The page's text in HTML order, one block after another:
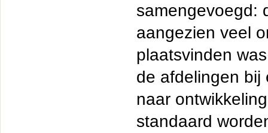
samengevoegd:
aangezien veel
plaatsvinden
de afdelingen bij
naar
standaard